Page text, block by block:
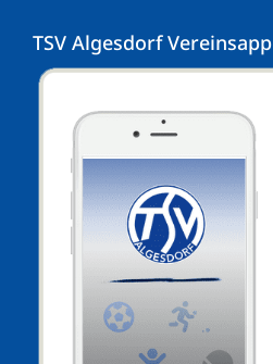
TSV Algesdorf Vereinsapp